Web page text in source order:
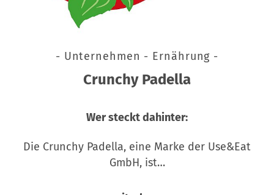
- Unternehmen - Ernährung -
Crunchy Padella
Wer steckt dahinter:
Die Crunchy Padella, eine Marke der Use&Eat
GmbH, ist…